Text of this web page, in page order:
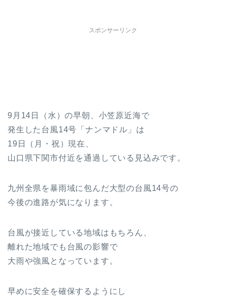
スポンサーリンク
9月14日（水）の早朝、小笠原近海で
発生した台風14号「ナンマドル」は
19日（月・祝）現在、
山口県下関市付近を通過している見込みです。
九州全県を暴雨域に包んだ大型の台風14号の
今後の進路が気になります。
台風が接近している地域はもちろん、
離れた地域でも台風の影響で
大雨や強風となっています。
早めに安全を確保するようにし